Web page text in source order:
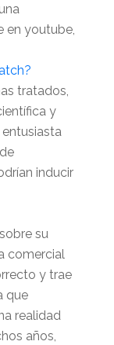
en youtube,
tratados,
y
inducir
su
comercial
y trae
que
realidad
años,